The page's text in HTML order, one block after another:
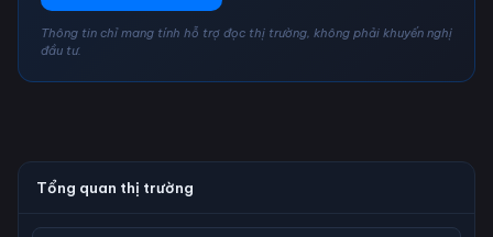
Thông tin chỉ mang tính hỗ trợ đọc thị trường, không phải khuyến nghị
đầu tư.
Tổng quan thị trường